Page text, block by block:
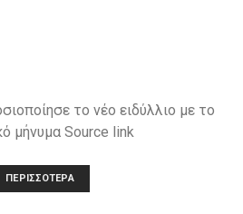
το νέο ειδύλλιο με το
μήνυμα Source link
ΠΕΡΙΣΣΌΤΕΡΑ